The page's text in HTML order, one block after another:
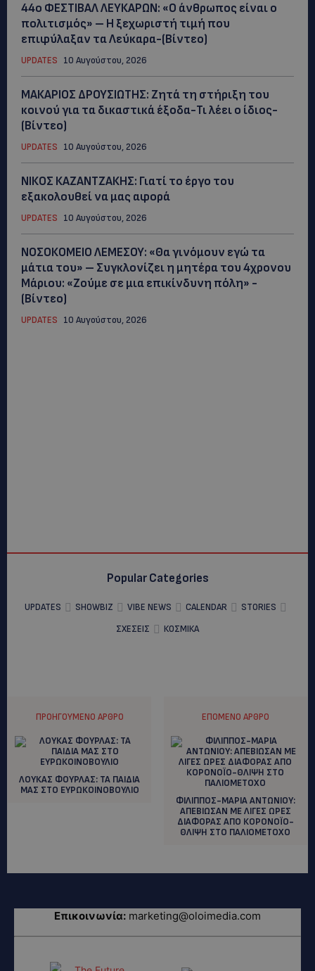
44ο ΦΕΣΤΙΒΑΛ ΛΕΥΚΑΡΩΝ: «Ο άνθρωπος είναι ο
πολιτισμός» – Η ξεχωριστή τιμή που
επιφύλαξαν τα Λεύκαρα-(Βίντεο)
UPDATES 10 Αυγούστου, 2026
ΜΑΚΑΡΙΟΣ ΔΡΟΥΣΙΩΤΗΣ: Ζητά τη στήριξη του
κοινού για τα δικαστικά έξοδα-Τι λέει ο ίδιος-
(Βίντεο)
UPDATES 10 Αυγούστου, 2026
ΝΙΚΟΣ ΚΑΖΑΝΤΖΑΚΗΣ: Γιατί το έργο του
εξακολουθεί να μας αφορά
UPDATES 10 Αυγούστου, 2026
ΝΟΣΟΚΟΜΕΙΟ ΛΕΜΕΣΟΥ: «Θα γινόμουν εγώ τα
μάτια του» – Συγκλονίζει η μητέρα του 4χρονου
Μάριου: «Ζούμε σε μια επικίνδυνη πόλη» -
(Βίντεο)
UPDATES 10 Αυγούστου, 2026
Popular Categories
UPDATES SHOWBIZ VIBE NEWS CALENDAR
STORIES
ΣΧΕΣΕΙΣ
ΚΟΣΜΙΚΑ
ΠΡΟΗΓΟΎΜΕΝΟ ΆΡΘΡΟ
ΛΟΥΚΑΣ ΦΟΥΡΛΑΣ: TA ΠΑΙΔΙΑ
ΜΑΣ ΣΤΟ ΕΥΡΩΚΟΙΝΟΒΟΥΛΙΟ
ΕΠΌΜΕΝΟ ΆΡΘΡΟ
ΦΙΛΙΠΠΟΣ-ΜΑΡΙΑ ΑΝΤΩΝΙΟΥ:
AΠΕΒΙΩΣΑΝ ΜΕ ΛΙΓΕΣ ΩΡΕΣ
ΔΙΑΦΟΡΑΣ ΑΠΟ ΚΟΡΟΝΟΪΟ-
ΘΛΙΨΗ ΣΤΟ ΠΑΛΙΟΜΕΤΟΧΟ
Επικοινωνία: marketing@oloimedia.com